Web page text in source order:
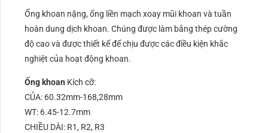
Ống khoan nặng, ống liền mạch xoay mũi khoan và tuần
hoàn dung dịch khoan. Chúng được làm bằng thép cường
độ cao và được thiết kế để chịu được các điều kiện khắc
nghiệt của hoạt động khoan.
Ống khoan Kích cỡ:
CỦA: 60.32mm-168,28mm
WT: 6.45-12.7mm
CHIỀU DÀI: R1, R2, R3